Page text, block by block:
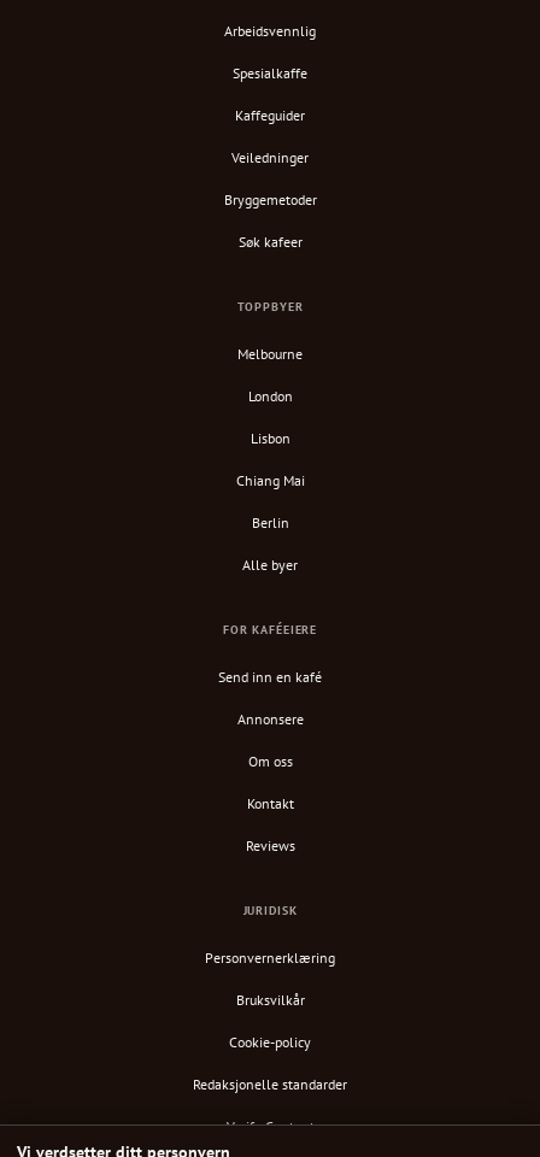
Arbeidsvennlig
Spesialkaffe
Kaffeguider
Veiledninger
Bryggemetoder
Søk kafeer
TOPPBYER
Melbourne
London
Lisbon
Chiang Mai
Berlin
Alle byer
FOR KAFÉEIERE
Send inn en kafé
Annonsere
Om oss
Kontakt
Reviews
JURIDISK
Personvernerklæring
Bruksvilkår
Cookie-policy
Redaksjonelle standarder
Verify Content
Vi verdsetter ditt personvern